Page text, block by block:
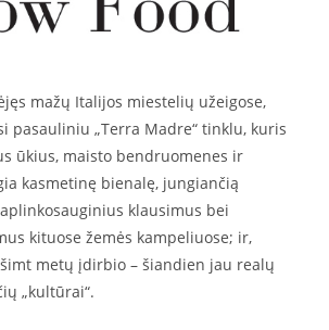
mažų Italijos miestelių užeigose,
pasauliniu „Terra Madre“ tinklu, kuris
ūkius, maisto bendruomenes ir
kasmetinę bienalę, jungiančią
klausimus bei
kituose žemės kampeliuose; ir,
metų įdirbio – šiandien jau realų
„kultūrai“.